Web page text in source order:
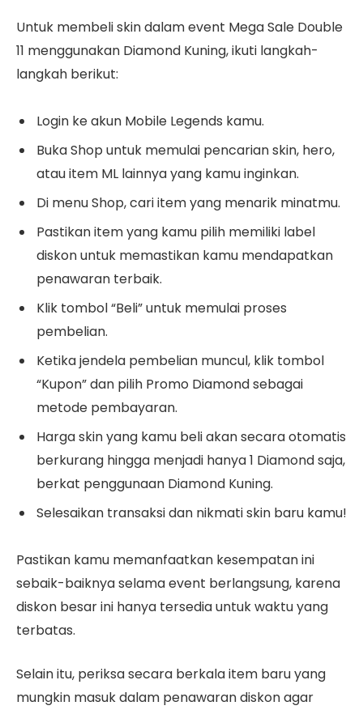
Untuk membeli skin dalam event Mega Sale Double
11 menggunakan Diamond Kuning, ikuti langkah-
langkah berikut:
Login ke akun Mobile Legends kamu.
Buka Shop untuk memulai pencarian skin, hero,
atau item ML lainnya yang kamu inginkan.
Di menu Shop, cari item yang menarik minatmu.
Pastikan item yang kamu pilih memiliki label
diskon untuk memastikan kamu mendapatkan
penawaran terbaik.
Klik tombol “Beli” untuk memulai proses
pembelian.
Ketika jendela pembelian muncul, klik tombol
“Kupon” dan pilih Promo Diamond sebagai
metode pembayaran.
Harga skin yang kamu beli akan secara otomatis
berkurang hingga menjadi hanya 1 Diamond saja,
berkat penggunaan Diamond Kuning.
Selesaikan transaksi dan nikmati skin baru kamu!
Pastikan kamu memanfaatkan kesempatan ini
sebaik-baiknya selama event berlangsung, karena
diskon besar ini hanya tersedia untuk waktu yang
terbatas.
Selain itu, periksa secara berkala item baru yang
mungkin masuk dalam penawaran diskon agar